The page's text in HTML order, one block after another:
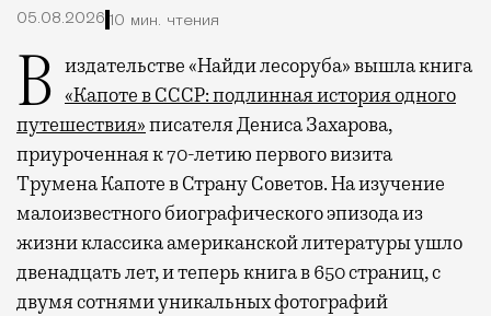
05.08.2026 10 мин. чтения
В издательстве «Найди лесоруба» вышла книга
«Капоте в СССР: подлинная история одного
путешествия»писателя Дениса Захарова,
приуроченная к 70-летию первого визита
Трумена Капоте в Страну Советов. На изучение
малоизвестного биографического эпизода из
жизни классика американской литературы ушло
двенадцать лет, и теперь книга в 650 страниц, с
двумя сотнями уникальных фотографий